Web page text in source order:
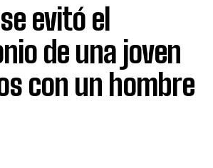
evitó el
de una joven
con un hombre